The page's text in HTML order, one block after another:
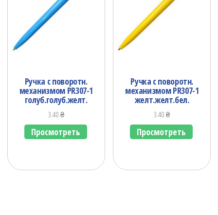
Ручка с поворотн.
механизмом PR307-1
голуб.голуб.желт.
3.40₴
Просмотреть
Ручка с поворотн.
механизмом PR307-1
желт.желт.бел.
3.40₴
Просмотреть